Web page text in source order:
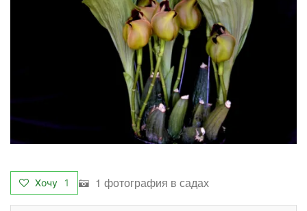
Хочу 1 1 фотография в садах